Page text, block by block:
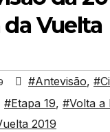
Vuelta
#Antevisão,
#Etapa 19, #Volta a
2019